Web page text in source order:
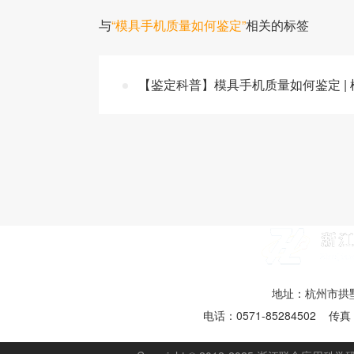
与“模具手机质量如何鉴定”相关的标签
【鉴定科普】模具手机质量如何鉴定
地址：杭州市拱
电话：0571-85284502 传